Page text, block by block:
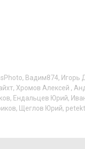
, Вадим874, Игорь
, Хромов Алексей ,
, Ендальцев Юрий,
, Щеглов Юрий,